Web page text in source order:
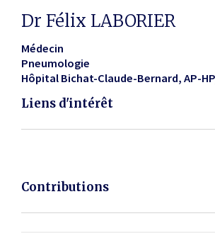
Dr Félix LABORIER
Médecin
Pneumologie
Hôpital Bichat-Claude-Bernard, AP-HP
Liens d'intérêt
Contributions